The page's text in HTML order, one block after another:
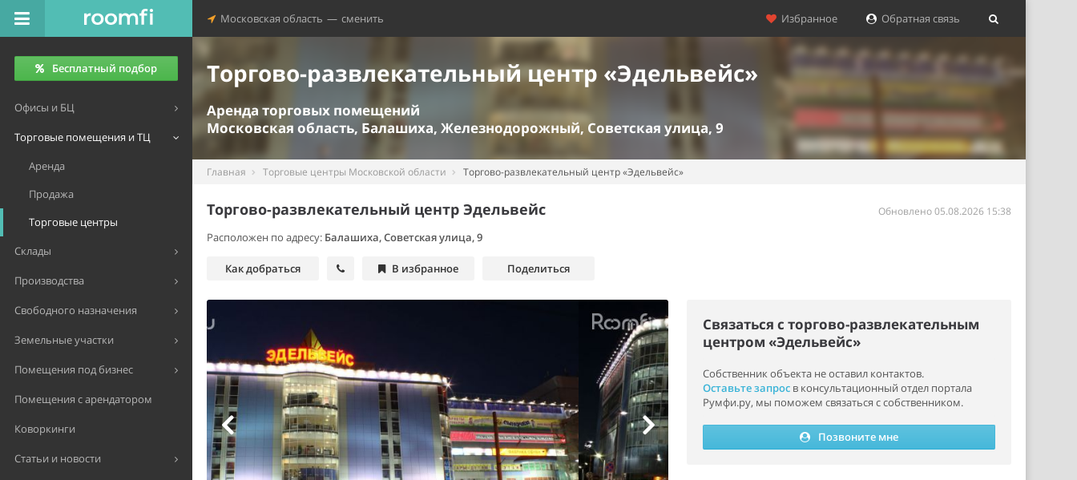
Московская область — сменить Избранное Обратная связь
Бесплатный подбор
Офисы и БЦ
Торговые помещения и ТЦ
Аренда
Продажа
Торговые центры
Склады
Производства
Свободного назначения
Земельные участки
Помещения под бизнес
Помещения с арендатором
Коворкинги
Статьи и новости
Торгово-развлекательный центр «Эдельвейс»
Аренда торговых помещений
Московская область, Балашиха, Железнодорожный, Советская улица, 9
Главная Торговые центры Московской области Торгово-развлекательный центр «Эдельвейс»
Торгово-развлекательный центр Эдельвейс Обновлено 05.08.2026 15:38
Расположен по адресу: Балашиха,Советская улица, 9
Как добраться В избранное Поделиться
Связаться с торгово-развлекательным
центром «Эдельвейс»
Собственник объекта не оставил контактов.
Оставьте запросв консультационный отдел портала
Румфи.ру, мы поможем связаться с собственником.
Позвоните мне